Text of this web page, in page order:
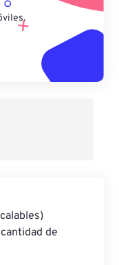
de